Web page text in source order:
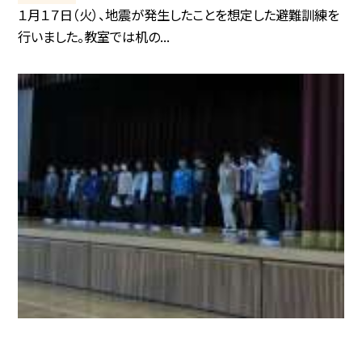
１月１７日（火）、地震が発生したことを想定した避難訓練を
行いました。教室では机の...